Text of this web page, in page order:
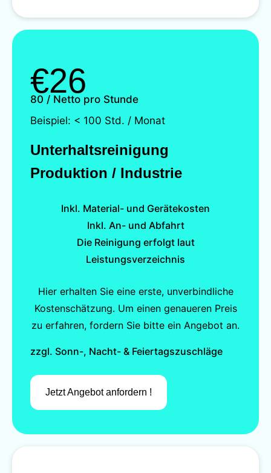
€26
80 / Netto pro Stunde
Beispiel: < 100 Std. / Monat
Unterhaltsreinigung
Produktion / Industrie
Inkl. Material- und Gerätekosten
Inkl. An- und Abfahrt
Die Reinigung erfolgt laut
Leistungsverzeichnis
Hier erhalten Sie eine erste, unverbindliche
Kostenschätzung. Um einen genaueren Preis
zu erfahren, fordern Sie bitte ein Angebot an.
zzgl. Sonn-, Nacht- & Feiertagszuschläge
Jetzt Angebot anfordern !